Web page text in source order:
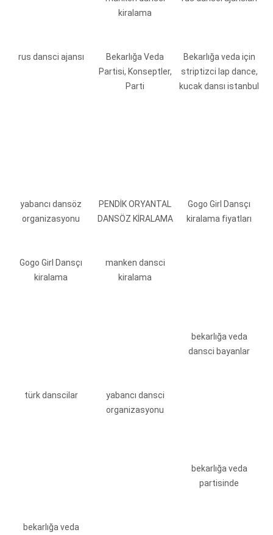
kiralama
rus dansci ajansı
Bekarlığa Veda
Partisi, Konseptler,
Parti
Bekarlığa veda için
striptizci lap dance,
kucak dansı istanbul
yabancı dansöz
organizasyonu
PENDİK ORYANTAL
DANSÖZ KİRALAMA
Gogo Girl Dansçı
kiralama fiyatları
Gogo Girl Dansçı
kiralama
manken dansci
kiralama
bekarlığa veda
dansci bayanlar
türk danscilar
yabancı dansci
organizasyonu
bekarlığa veda
partisinde
bekarlığa veda